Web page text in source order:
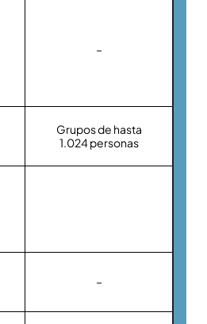
–
Grupos de hasta
1.024 personas
–